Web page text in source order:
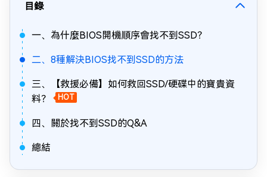
目錄
一、為什麼BIOS開機順序會找不到SSD？
二、8種解決BIOS找不到SSD的方法
三、【救援必備】如何救回SSD/硬碟中的寶貴資
料？
HOT
四、關於找不到SSD的Q&A
總結